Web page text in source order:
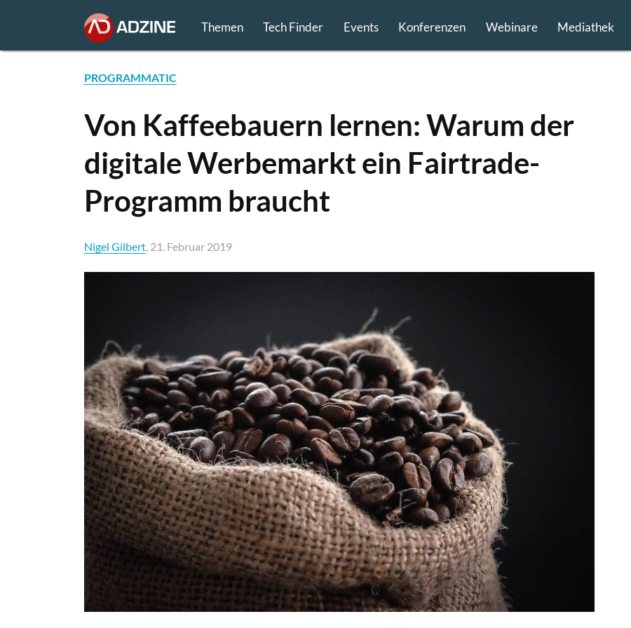
Themen Tech Finder Events Konferenzen Webinare Mediathek
PROGRAMMATIC
Von Kaffeebauern lernen: Warum der
digitale Werbemarkt ein Fairtrade-
Programm braucht
Nigel Gilbert, 21. Februar 2019